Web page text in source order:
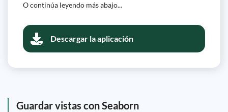
O continúa leyendo más abajo...
Descargar la aplicación
Guardar vistas con Seaborn